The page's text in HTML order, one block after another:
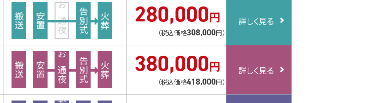
搬送 安置 お通夜 告別式 火葬 280,000円
（税込価格308,000円）
搬送 安置 お通夜 告別式 火葬 380,000円
（税込価格418,000円）